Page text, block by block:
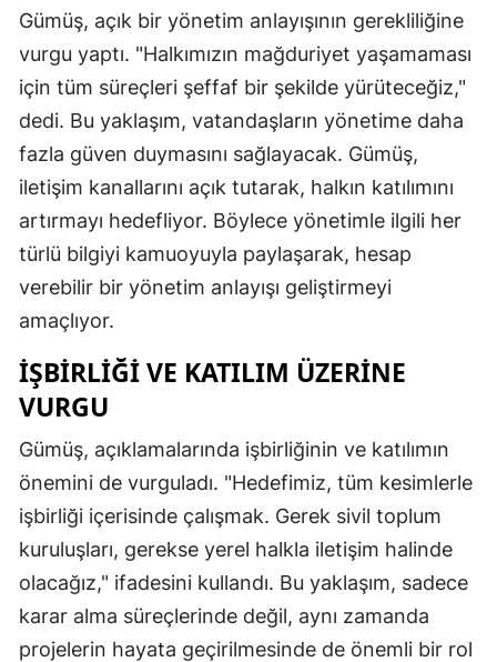
Gümüş, açık bir yönetim anlayışının gerekliliğine
vurgu yaptı. "Halkımızın mağduriyet yaşamaması
için tüm süreçleri şeffaf bir şekilde yürüteceğiz,"
dedi. Bu yaklaşım, vatandaşların yönetime daha
fazla güven duymasını sağlayacak. Gümüş,
iletişim kanallarını açık tutarak, halkın katılımını
artırmayı hedefliyor. Böylece yönetimle ilgili her
türlü bilgiyi kamuoyuyla paylaşarak, hesap
verebilir bir yönetim anlayışı geliştirmeyi
amaçlıyor.
İŞBIRLIĞI VE KATILIM ÜZERINE
VURGU
Gümüş, açıklamalarında işbirliğinin ve katılımın
önemini de vurguladı. "Hedefimiz, tüm kesimlerle
işbirliği içerisinde çalışmak. Gerek sivil toplum
kuruluşları, gerekse yerel halkla iletişim halinde
olacağız," ifadesini kullandı. Bu yaklaşım, sadece
karar alma süreçlerinde değil, aynı zamanda
projelerin hayata geçirilmesinde de önemli bir rol